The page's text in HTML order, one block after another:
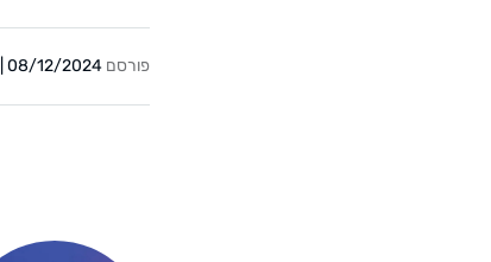
פורסם 08/12/2024 | 12:19